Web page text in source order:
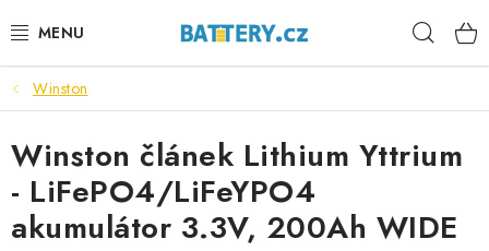
na
VÝHODNÉ SETY
SLUŽBY
AUTOBATERIE
Winston
Winston článek Lithium Yttrium
- LiFePO4/LiFeYPO4
akumulátor 3.3V, 200Ah WIDE